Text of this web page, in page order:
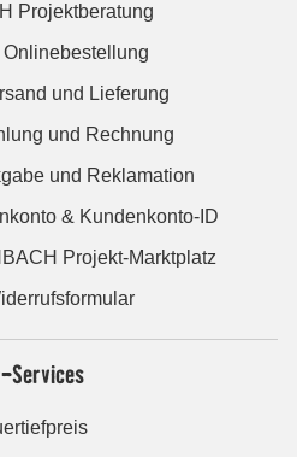
Projektberatung
Onlinebestellung
und Lieferung
und Rechnung
und Reklamation
& Kundenkonto-ID
Projekt-Marktplatz
Services